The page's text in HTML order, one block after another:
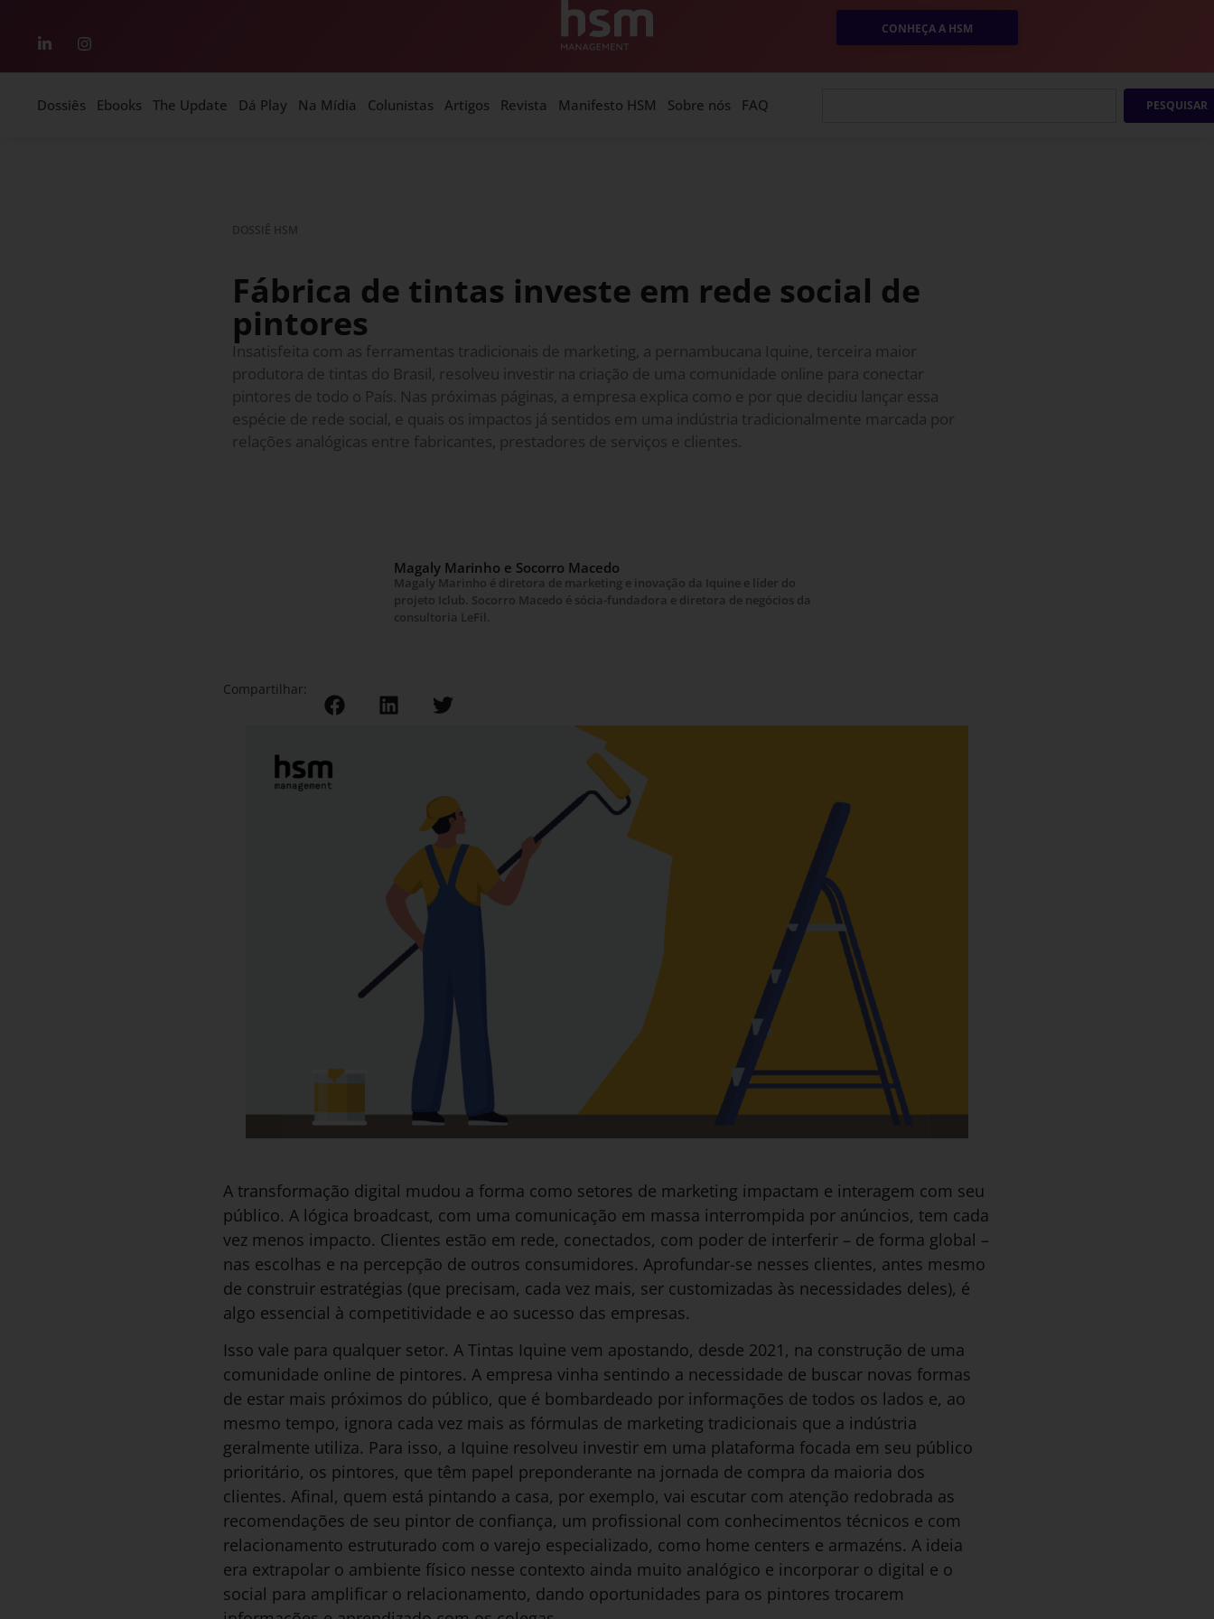
CONHEÇA A HSM
Dossiês Ebooks The Update Dá Play Na Mídia Colunistas Artigos Revista Manifesto HSM Sobre nós FAQ PESQUISAR
DOSSIÊ HSM
Fábrica de tintas investe em rede social de
pintores
Insatisfeita com as ferramentas tradicionais de marketing, a pernambucana Iquine, terceira maior
produtora de tintas do Brasil, resolveu investir na criação de uma comunidade online para conectar
pintores de todo o País. Nas próximas páginas, a empresa explica como e por que decidiu lançar essa
espécie de rede social, e quais os impactos já sentidos em uma indústria tradicionalmente marcada por
relações analógicas entre fabricantes, prestadores de serviços e clientes.
Magaly Marinho e Socorro Macedo
Magaly Marinho é diretora de marketing e inovação da Iquine e líder do
projeto Iclub. Socorro Macedo é sócia-fundadora e diretora de negócios da
consultoria LeFil.
Compartilhar:
A transformação digital mudou a forma como setores de marketing impactam e interagem com seu
público. A lógica broadcast, com uma comunicação em massa interrompida por anúncios, tem cada
vez menos impacto. Clientes estão em rede, conectados, com poder de interferir – de forma global –
nas escolhas e na percepção de outros consumidores. Aprofundar-se nesses clientes, antes mesmo
de construir estratégias (que precisam, cada vez mais, ser customizadas às necessidades deles), é
algo essencial à competitividade e ao sucesso das empresas.
Isso vale para qualquer setor. A Tintas Iquine vem apostando, desde 2021, na construção de uma
comunidade online de pintores. A empresa vinha sentindo a necessidade de buscar novas formas
de estar mais próximos do público, que é bombardeado por informações de todos os lados e, ao
mesmo tempo, ignora cada vez mais as fórmulas de marketing tradicionais que a indústria
geralmente utiliza. Para isso, a Iquine resolveu investir em uma plataforma focada em seu público
prioritário, os pintores, que têm papel preponderante na jornada de compra da maioria dos
clientes. Afinal, quem está pintando a casa, por exemplo, vai escutar com atenção redobrada as
recomendações de seu pintor de confiança, um profissional com conhecimentos técnicos e com
relacionamento estruturado com o varejo especializado, como home centers e armazéns. A ideia
era extrapolar o ambiente físico nesse contexto ainda muito analógico e incorporar o digital e o
social para amplificar o relacionamento, dando oportunidades para os pintores trocarem